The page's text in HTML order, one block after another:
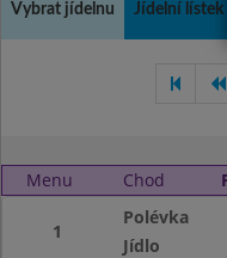
Vybrat jídelnu Jídelní lístek
Menu Chod
1
Polévka
Jídlo